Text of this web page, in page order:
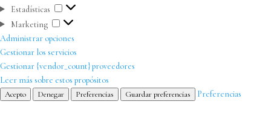
Estadísticas
Estadísticas
Marketing
Marketing
Administrar opciones
Gestionar los servicios
Gestionar {vendor_count} proveedores
Leer más sobre estos propósitos
Acepto Denegar Preferencias Guardar preferencias Preferencias